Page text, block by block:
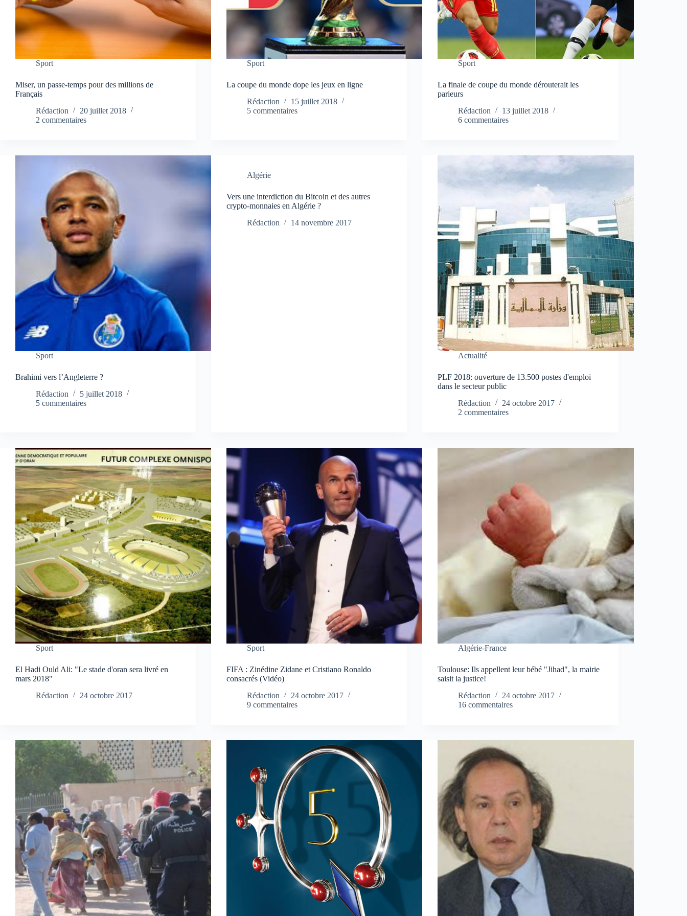
Sport
Miser, un passe-temps pour des millions de
Français
Rédaction
20 juillet 2018
2 commentaires
Sport
La coupe du monde dope les jeux en ligne
Rédaction
15 juillet 2018
5 commentaires
Sport
La finale de coupe du monde dérouterait les
parieurs
Rédaction
13 juillet 2018
6 commentaires
Sport
Brahimi vers l’Angleterre ?
Rédaction
5 juillet 2018
5 commentaires
Algérie
Vers une interdiction du Bitcoin et des autres
crypto-monnaies en Algérie ?
Rédaction
14 novembre 2017
Actualité
PLF 2018: ouverture de 13.500 postes d'emploi
dans le secteur public
Rédaction
24 octobre 2017
2 commentaires
Sport
El Hadi Ould Ali: "Le stade d'oran sera livré en
mars 2018"
Rédaction
24 octobre 2017
Sport
FIFA : Zinédine Zidane et Cristiano Ronaldo
consacrés (Vidéo)
Rédaction
24 octobre 2017
9 commentaires
Algérie-France
Toulouse: Ils appellent leur bébé "Jihad", la mairie
saisit la justice!
Rédaction
24 octobre 2017
16 commentaires